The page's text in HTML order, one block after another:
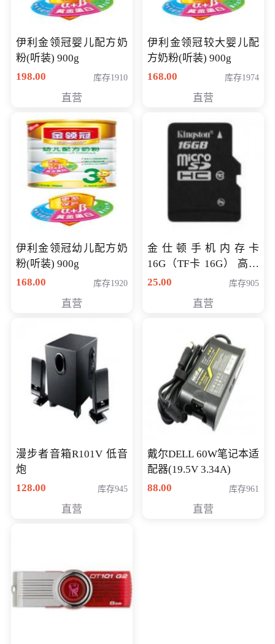
伊利金领冠婴儿配方奶
粉(听装) 900g
198.00
库存1910
直营
伊利金领冠较大婴儿配
方奶粉(听装) 900g
168.00
库存1974
直营
伊利金领冠幼儿配方奶
粉(听装) 900g
168.00
库存1920
直营
金仕顿手机内存卡
16G（TF卡 16G） 高速
卡 CLASS 10
25.00 库存905
直营
漫步者音箱R101V 低音
炮
128.00
库存945
直营
戴尔DELL 60W笔记本适
配器(19.5V 3.34A)
88.00
库存961
直营